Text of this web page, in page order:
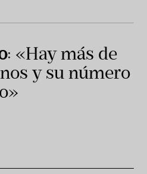
: «Hay más de
y su número